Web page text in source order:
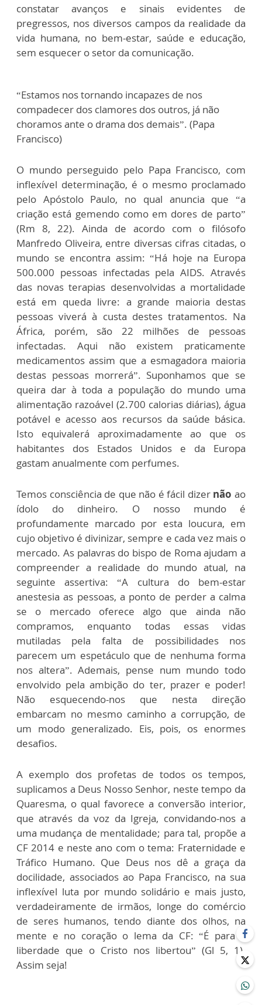
constatar avanços e sinais evidentes de
pregressos, nos diversos campos da realidade da
vida humana, no bem-estar, saúde e educação,
sem esquecer o setor da comunicação.
“Estamos nos tornando incapazes de nos
compadecer dos clamores dos outros, já não
choramos ante o drama dos demais”. (Papa
Francisco)
O mundo perseguido pelo Papa Francisco, com
inflexível determinação, é o mesmo proclamado
pelo Apóstolo Paulo, no qual anuncia que “a
criação está gemendo como em dores de parto”
(Rm 8, 22). Ainda de acordo com o filósofo
Manfredo Oliveira, entre diversas cifras citadas, o
mundo se encontra assim: “Há hoje na Europa
500.000 pessoas infectadas pela AIDS. Através
das novas terapias desenvolvidas a mortalidade
está em queda livre: a grande maioria destas
pessoas viverá à custa destes tratamentos. Na
África, porém, são 22 milhões de pessoas
infectadas. Aqui não existem praticamente
medicamentos assim que a esmagadora maioria
destas pessoas morrerá”. Suponhamos que se
queira dar à toda a população do mundo uma
alimentação razoável (2.700 calorias diárias), água
potável e acesso aos recursos da saúde básica.
Isto equivalerá aproximadamente ao que os
habitantes dos Estados Unidos e da Europa
gastam anualmente com perfumes.
Temos consciência de que não é fácil dizer não ao
ídolo do dinheiro. O nosso mundo é
profundamente marcado por esta loucura, em
cujo objetivo é divinizar, sempre e cada vez mais o
mercado. As palavras do bispo de Roma ajudam a
compreender a realidade do mundo atual, na
seguinte assertiva: “A cultura do bem-estar
anestesia as pessoas, a ponto de perder a calma
se o mercado oferece algo que ainda não
compramos, enquanto todas essas vidas
mutiladas pela falta de possibilidades nos
parecem um espetáculo que de nenhuma forma
nos altera”. Ademais, pense num mundo todo
envolvido pela ambição do ter, prazer e poder!
Não esquecendo-nos que nesta direção
embarcam no mesmo caminho a corrupção, de
um modo generalizado. Eis, pois, os enormes
desafios.
A exemplo dos profetas de todos os tempos,
suplicamos a Deus Nosso Senhor, neste tempo da
Quaresma, o qual favorece a conversão interior,
que através da voz da Igreja, convidando-nos a
uma mudança de mentalidade; para tal, propõe a
CF 2014 e neste ano com o tema: Fraternidade e
Tráfico Humano. Que Deus nos dê a graça da
docilidade, associados ao Papa Francisco, na sua
inflexível luta por mundo solidário e mais justo,
verdadeiramente de irmãos, longe do comércio
de seres humanos, tendo diante dos olhos, na
mente e no coração o lema da CF: “É para a
liberdade que o Cristo nos libertou” (Gl 5, 1).
Assim seja!